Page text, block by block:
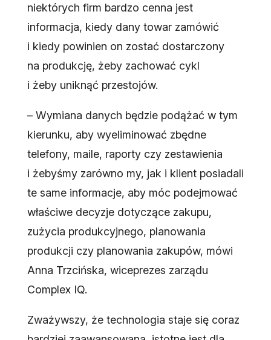
niektórych firm bardzo cenna jest
informacja, kiedy dany towar zamówić
i kiedy powinien on zostać dostarczony
na produkcję, żeby zachować cykl
i żeby uniknąć przestojów.
– Wymiana danych będzie podążać w tym
kierunku, aby wyeliminować zbędne
telefony, maile, raporty czy zestawienia
i żebyśmy zarówno my, jak i klient posiadali
te same informacje, aby móc podejmować
właściwe decyzje dotyczące zakupu,
zużycia produkcyjnego, planowania
produkcji czy planowania zakupów, mówi
Anna Trzcińska, wiceprezes zarządu
Complex IQ.
Zważywszy, że technologia staje się coraz